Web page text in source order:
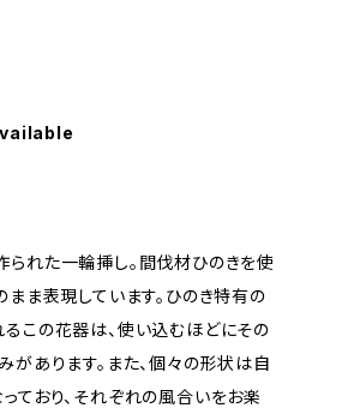
れた一輪挿し。間伐材ひのきを使
まま表現しています。ひのき特有の
この花器は、使い込むほどにその
があります。また、個々の形状は自
ており、それぞれの風合いをお楽